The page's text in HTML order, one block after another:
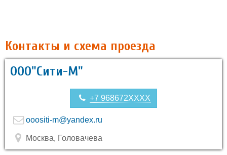
Контакты и схема проезда
ООО"Сити-М"
+7 968672XXXX
ooositi-m@yandex.ru
Москва, Головачева